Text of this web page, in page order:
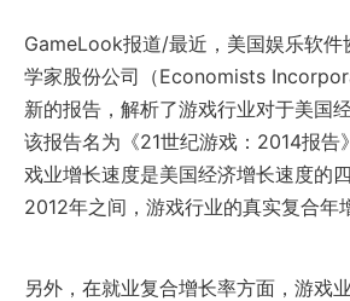
GameLook报道/最近，美国娱乐软件
学家股份公司（Economists
新的报告，解析了游戏行业对于美国
该报告名为《21世纪游戏：2014报告
戏业增长速度是美国经济增长速度的
2012年之间，游戏行业的真实复合年
另外，在就业复合增长率方面，游戏